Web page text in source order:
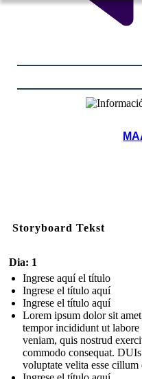
Storyboard Tekst
Dia: 1
Ingrese aquí el título
Ingrese el título aquí
Ingrese el título aquí
Lorem ipsum dolor sit
tempor incididunt ut
veniam, quis nostrud
commodo consequat.
voluptate velita esse